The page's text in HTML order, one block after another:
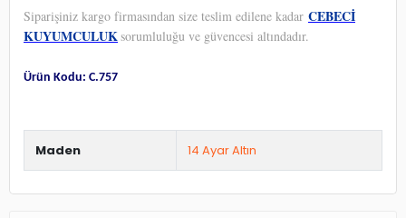
Siparişiniz kargo firmasından size teslim edilene kadar CEBECİ
KUYUMCULUKsorumluluğu ve güvencesi altındadır.
Ürün Kodu: C.757
Maden 14 Ayar Altın